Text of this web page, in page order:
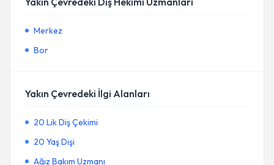
Merkez
Bor
Yakın Çevredeki İlgi Alanları
20 Lik Diş Çekimi
20 Yaş Dişi
Ağız Bakım Uzmanı